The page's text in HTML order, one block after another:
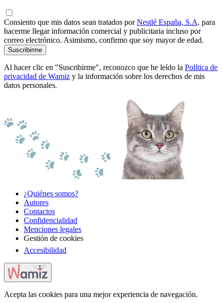
Consiento que mis datos sean tratados porNestlé España, S.A. para
hacerme llegar información comercial y publicitaria incluso por
correo electrónico. Asimismo, confirmo que soy mayor de edad.
Suscribirme
Al hacer clic en "Suscribirme", reconozco que he leído la Política de
privacidad de Wamiz y la información sobre los derechos de mis
datos personales.
¿Quiénes somos?
Autores
Contactos
Confidencialidad
Menciones legales
Gestión de cookies
Accesibilidad
Acepta las cookies para una mejor experiencia de navegación.